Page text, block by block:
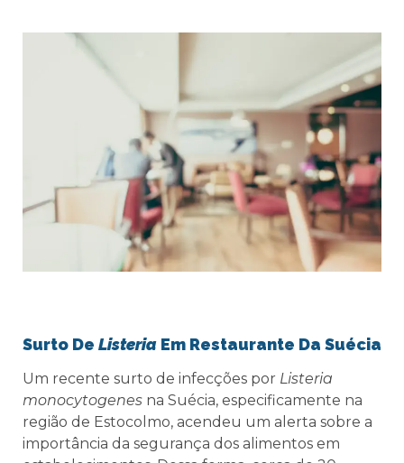
Surto De Listeria Em Restaurante Da Suécia
Um recente surto de infecções por Listeria
monocytogenes na Suécia, especificamente na
região de Estocolmo, acendeu um alerta sobre a
importância da segurança dos alimentos em